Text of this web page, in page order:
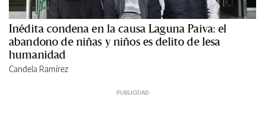
Inédita condena en la causa Laguna Paiva: el
abandono de niñas y niños es delito de lesa
humanidad
Candela Ramírez